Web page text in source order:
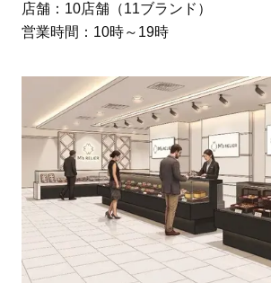
店舗：10店舗（11ブランド）
営業時間：10時～19時